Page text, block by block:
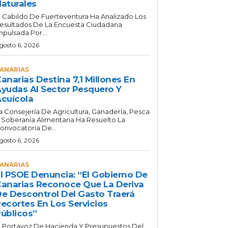
Cabildo De Fuerteventura Ha Analizado Los
De La Encuesta Ciudadana
Por...
6, 2026
Destina 7,1 Millones En
Al Sector Pesquero Y
Consejería De Agricultura, Ganadería, Pesca
Soberanía Alimentaria Ha Resuelto La
De...
6, 2026
PSOE Denuncia: “El Gobierno De
Reconoce Que La Deriva
Descontrol Del Gasto Traerá
En Los Servicios
Portavoz De Hacienda Y Presupuestos Del